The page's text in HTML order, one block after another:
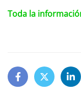
Toda la